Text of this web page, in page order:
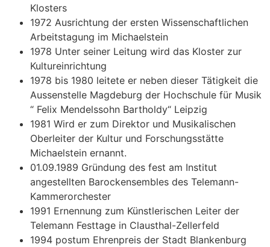
Klosters
1972 Ausrichtung der ersten Wissenschaftlichen
Arbeitstagung im Michaelstein
1978 Unter seiner Leitung wird das Kloster zur
Kultureinrichtung
1978 bis 1980 leitete er neben dieser Tätigkeit die
Aussenstelle Magdeburg der Hochschule für Musik
“ Felix Mendelssohn Bartholdy“ Leipzig
1981 Wird er zum Direktor und Musikalischen
Oberleiter der Kultur und Forschungsstätte
Michaelstein ernannt.
01.09.1989 Gründung des fest am Institut
angestellten Barockensembles des Telemann-
Kammerorchester
1991 Ernennung zum Künstlerischen Leiter der
Telemann Festtage in Clausthal-Zellerfeld
1994 postum Ehrenpreis der Stadt Blankenburg